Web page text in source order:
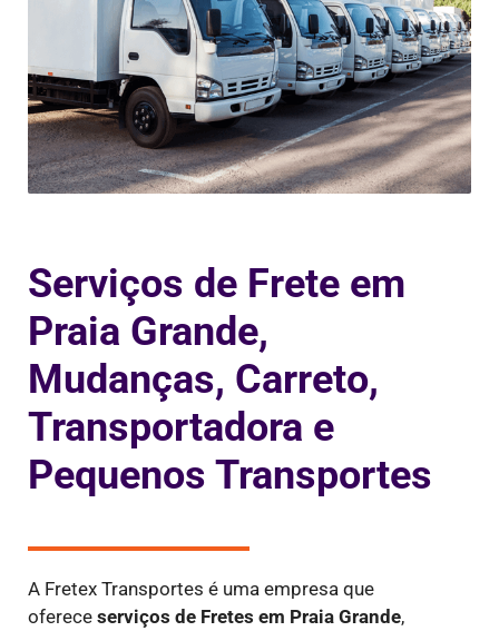
Serviços de Frete em
Praia Grande,
Mudanças, Carreto,
Transportadora e
Pequenos Transportes
A Fretex Transportes é uma empresa que
oferece serviços de Fretes em Praia Grande,